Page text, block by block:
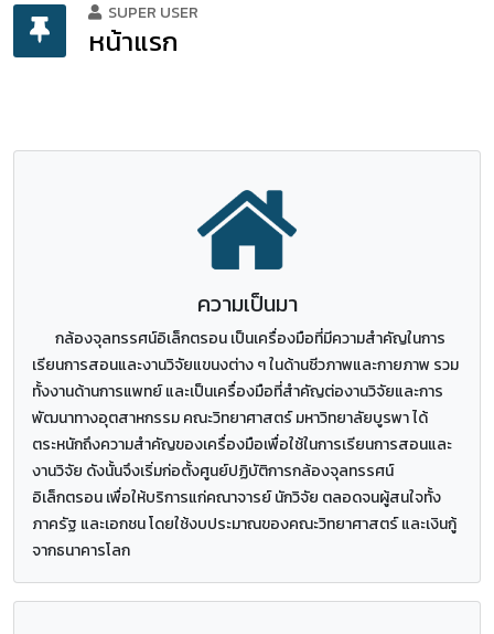
SUPER USER
หน้าแรก
ความเป็นมา
กล้องจุลทรรศน์อิเล็กตรอน เป็นเครื่องมือที่มีความสำคัญในการ
เรียนการสอนและงานวิจัยแขนงต่าง ๆ ในด้านชีวภาพและกายภาพ รวม
ทั้งงานด้านการแพทย์ และเป็นเครื่องมือที่สำคัญต่องานวิจัยและการ
พัฒนาทางอุตสาหกรรม คณะวิทยาศาสตร์ มหาวิทยาลัยบูรพา ได้
ตระหนักถึงความสำคัญของเครื่องมือเพื่อใช้ในการเรียนการสอนและ
งานวิจัย ดังนั้นจึงเริ่มก่อตั้งศูนย์ปฏิบัติการกล้องจุลทรรศน์
อิเล็กตรอน เพื่อให้บริการแก่คณาจารย์ นักวิจัย ตลอดจนผู้สนใจทั้ง
ภาครัฐ และเอกชน โดยใช้งบประมาณของคณะวิทยาศาสตร์ และเงินกู้
จากธนาคารโลก